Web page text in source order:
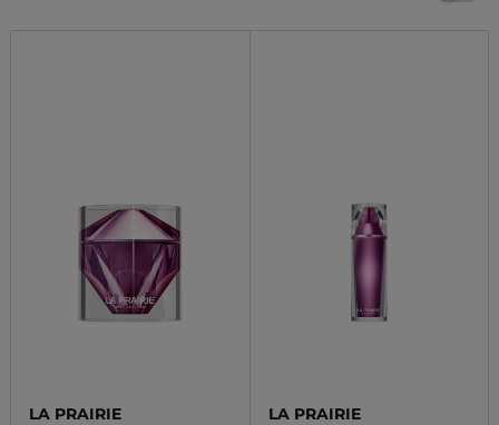
LA PRAIRIE
LA PRAIRIE